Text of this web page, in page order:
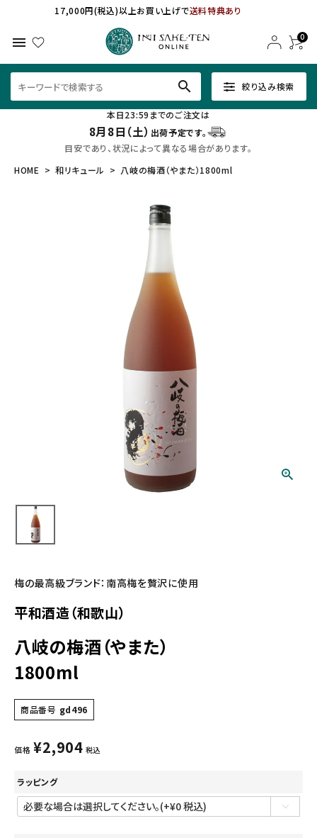
17,000円(税込)以上お買い上げで送料特典あり
menu 0
絞り込み検索
search
本日23:59までのご注文は
8月8日（土） 出荷予定です。
目安であり、状況によって異なる場合があります。
HOME
和リキュール 八岐の梅酒（やまた）1800ml
梅の最高級ブランド：南高梅を贅沢に使用
平和酒造（和歌山）
八岐の梅酒（やまた）
1800ml
商品番号 gd496
価格 ¥2,904 税込
ラッピング